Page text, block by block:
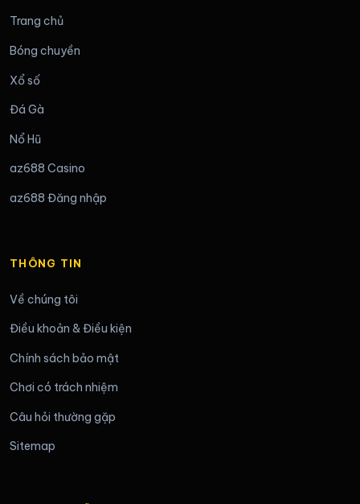
Trang chủ
Bóng chuyền
Xổ số
Đá Gà
Nổ Hũ
az688 Casino
az688 Đăng nhập
THÔNG TIN
Về chúng tôi
Điều khoản & Điều kiện
Chính sách bảo mật
Chơi có trách nhiệm
Câu hỏi thường gặp
Sitemap